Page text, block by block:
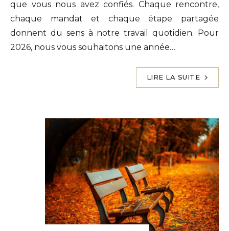
que vous nous avez confiés. Chaque rencontre,
chaque mandat et chaque étape partagée
donnent du sens à notre travail quotidien. Pour
2026, nous vous souhaitons une année…
LIRE LA SUITE